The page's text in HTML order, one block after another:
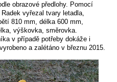
obrazové předlohy. Pomocí
vyřezal tvary letadla,
810 mm, délka 600 mm,
výškovka, směrovka.
v případě potřeby dokáže i
a zalétáno v březnu 2015.